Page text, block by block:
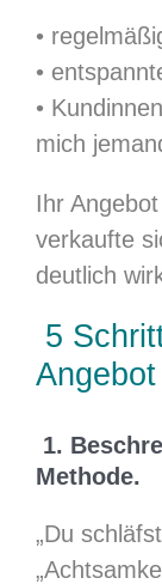
•
•
•
mich
Ihr
verkaufte
deutlich
5
1.
Methode.
„Du